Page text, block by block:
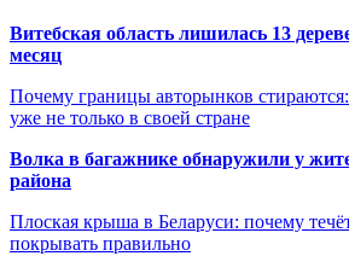
Витебская область лишилась 13
месяц
Почему границы авторынков
уже не только в своей стране
Волка в багажнике обнаружили у
района
Плоская крыша в Беларуси: почему
покрывать правильно